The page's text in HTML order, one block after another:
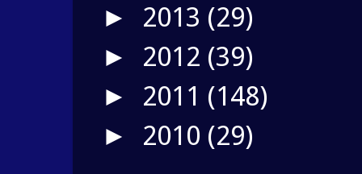
► 2013 (29)
► 2012 (39)
► 2011 (148)
► 2010 (29)